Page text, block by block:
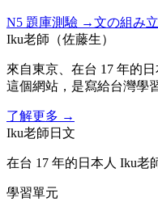
N5 題庫測驗 →文の組み
Iku老師（佐藤生）
來自東京、在台 17 年的
這個網站，是寫給台灣學
了解更多 →
Iku老師日文
在台 17 年的日本人 Iku老
學習單元